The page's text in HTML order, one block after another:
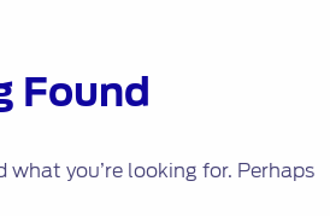
Found
what you’re looking for. Perhaps